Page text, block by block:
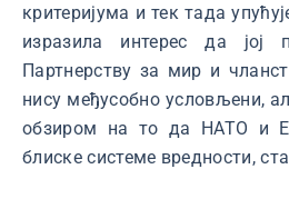
критеријума и тек тада
изразила интерес да јој
Партнерству за мир и
нису међусобно условљени,
обзиром на то да НАТО и
блиске системе вредности,